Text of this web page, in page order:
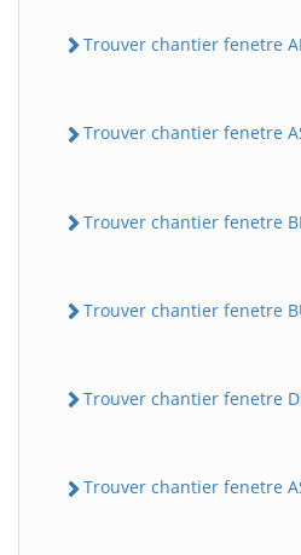
Trouver chantier fenetre
Trouver chantier fenetre
Trouver chantier fenetre
Trouver chantier fenetre
Trouver chantier fenetre
Trouver chantier fenetre